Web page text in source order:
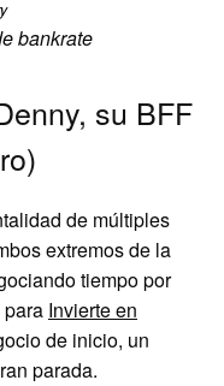
bankrate
su BFF
de múltiples
extremos de la
tiempo por
Invierte en
de inicio, un
parada.